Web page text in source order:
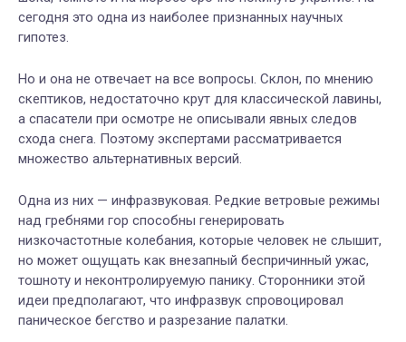
сегодня это одна из наиболее признанных научных
гипотез.
Но и она не отвечает на все вопросы. Склон, по мнению
скептиков, недостаточно крут для классической лавины,
а спасатели при осмотре не описывали явных следов
схода снега. Поэтому экспертами рассматривается
множество альтернативных версий.
Одна из них — инфразвуковая. Редкие ветровые режимы
над гребнями гор способны генерировать
низкочастотные колебания, которые человек не слышит,
но может ощущать как внезапный беспричинный ужас,
тошноту и неконтролируемую панику. Сторонники этой
идеи предполагают, что инфразвук спровоцировал
паническое бегство и разрезание палатки.